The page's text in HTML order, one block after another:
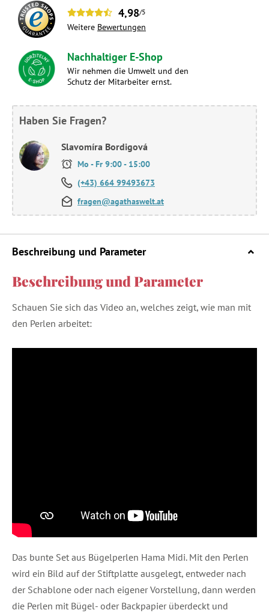
4,98/5
Weitere Bewertungen
Nachhaltiger E-Shop
Wir nehmen die Umwelt und den
Schutz der Mitarbeiter ernst.
Haben Sie Fragen?
Slavomíra Bordigová
Mo - Fr 9:00 - 15:00
(+43) 664 99493673
fragen@agathaswelt.at
Beschreibung und Parameter
Beschreibung und Parameter
Schauen Sie sich das Video an, welches zeigt, wie man mit
den Perlen arbeitet:
Das bunte Set aus Bügelperlen Hama Midi. Mit den Perlen
wird ein Bild auf der Stiftplatte ausgelegt, entweder nach
der Schablone oder nach eigener Vorstellung, dann werden
die Perlen mit Bügel- oder Backpapier überdeckt und